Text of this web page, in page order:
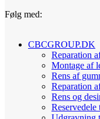
Følg med:
CBCGROUP.DK
Reparation
Montage af
Rens af
Reparation
Rens og
Reservedele